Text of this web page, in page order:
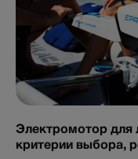
Электромотор для
критерии выбора,